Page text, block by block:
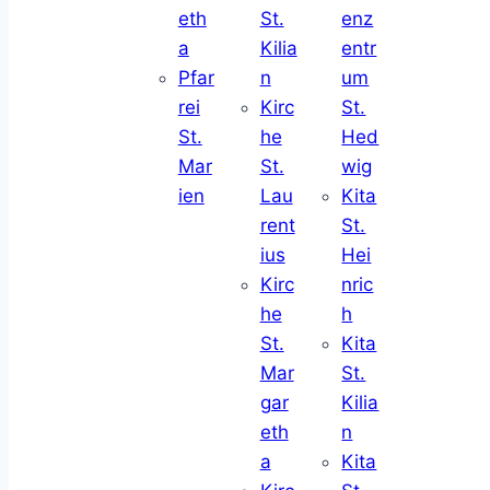
eth
a
Pfar
rei
St.
Mar
ien
St.
Kilia
n
Kirc
he
St.
Lau
rent
ius
Kirc
he
St.
Mar
gar
eth
a
enz
entr
um
St.
Hed
wig
Kita
St.
Hei
nric
h
Kita
St.
Kilia
n
Kita